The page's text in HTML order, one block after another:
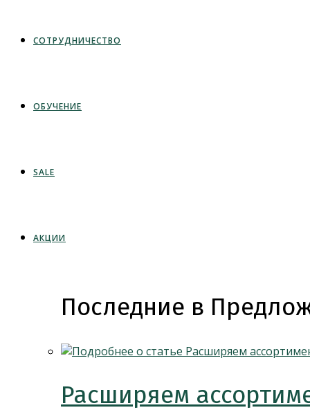
СОТРУДНИЧЕСТВО
ОБУЧЕНИЕ
SALE
АКЦИИ
Последние в
Расширяем